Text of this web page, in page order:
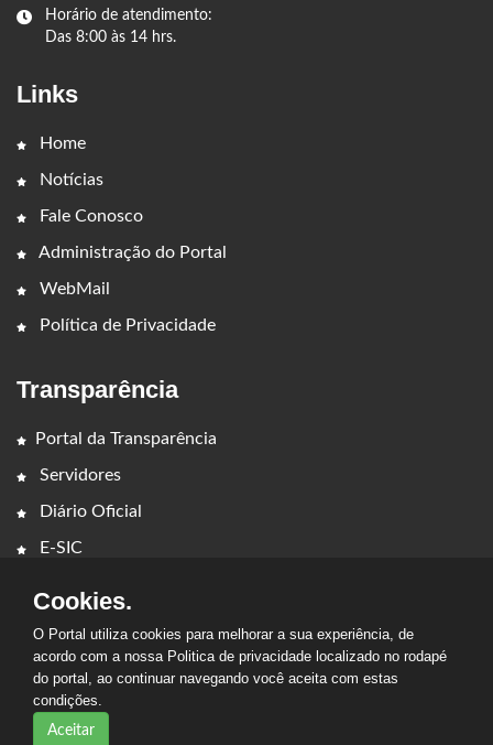
Horário de atendimento:
Das 8:00 às 14 hrs.
Links
Home
Notícias
Fale Conosco
Administração do Portal
WebMail
Política de Privacidade
Transparência
Portal da Transparência
Servidores
Diário Oficial
E-SIC
Cookies.
O Portal utiliza cookies para melhorar a sua experiência, de
acordo com a nossa Politica de privacidade localizado no rodapé
do portal, ao continuar navegando você aceita com estas
condições.
Aceitar
2026 - PREFEITURA MUNICIPAL DE LAJEADO NOVO. Todos os
direitos reservados.